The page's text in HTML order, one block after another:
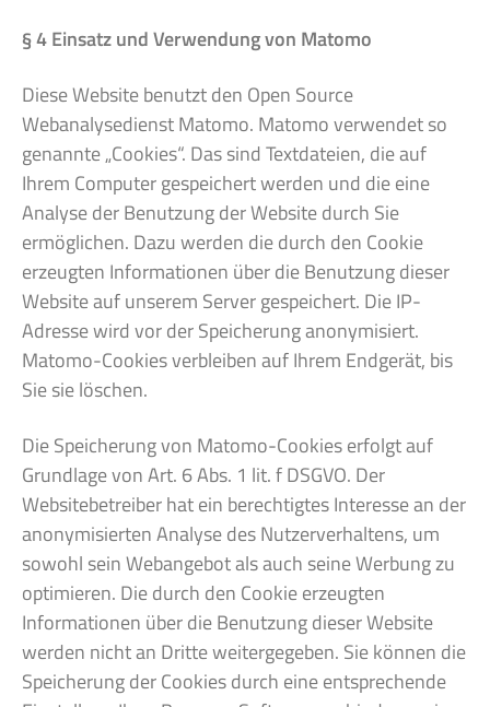
§ 4 Einsatz und Verwendung von Matomo
Diese Website benutzt den Open Source
Webanalysedienst Matomo. Matomo verwendet so
genannte „Cookies“. Das sind Textdateien, die auf
Ihrem Computer gespeichert werden und die eine
Analyse der Benutzung der Website durch Sie
ermöglichen. Dazu werden die durch den Cookie
erzeugten Informationen über die Benutzung dieser
Website auf unserem Server gespeichert. Die IP-
Adresse wird vor der Speicherung anonymisiert.
Matomo-Cookies verbleiben auf Ihrem Endgerät, bis
Sie sie löschen.
Die Speicherung von Matomo-Cookies erfolgt auf
Grundlage von Art. 6 Abs. 1 lit. f DSGVO. Der
Websitebetreiber hat ein berechtigtes Interesse an der
anonymisierten Analyse des Nutzerverhaltens, um
sowohl sein Webangebot als auch seine Werbung zu
optimieren. Die durch den Cookie erzeugten
Informationen über die Benutzung dieser Website
werden nicht an Dritte weitergegeben. Sie können die
Speicherung der Cookies durch eine entsprechende